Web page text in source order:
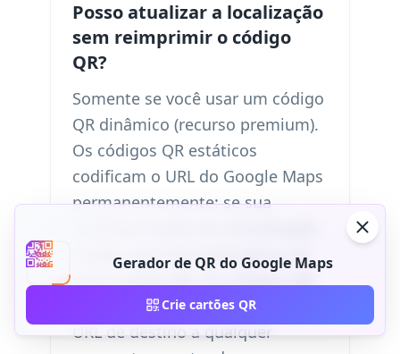
Posso atualizar a localização
sem reimprimir o código
QR?
Somente se você usar um código
QR dinâmico (recurso premium).
Os códigos QR estáticos
codificam o URL do Google Maps
permanentemente: se sua
mudar, você precisará gerar um
novo código QR. Os códigos QR
dinâmicos permitem atualizar o
URL de destino a qualquer
Gerador de QR do Google Maps
Crie cartões QR